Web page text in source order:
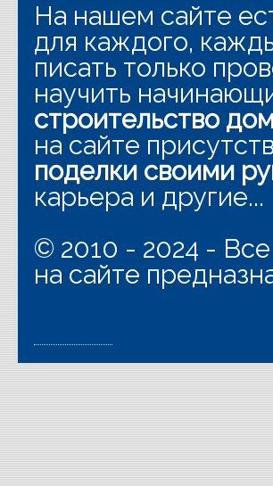
На нашем сайте
для каждого,
писать только
научить
строительство
на сайте
поделки своими
карьера и другие...
© 2010 - 2024 -
на сайте